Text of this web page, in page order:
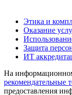
Этика и
Оказание
Защита
ИТ
На
рекомендательные
предоставления